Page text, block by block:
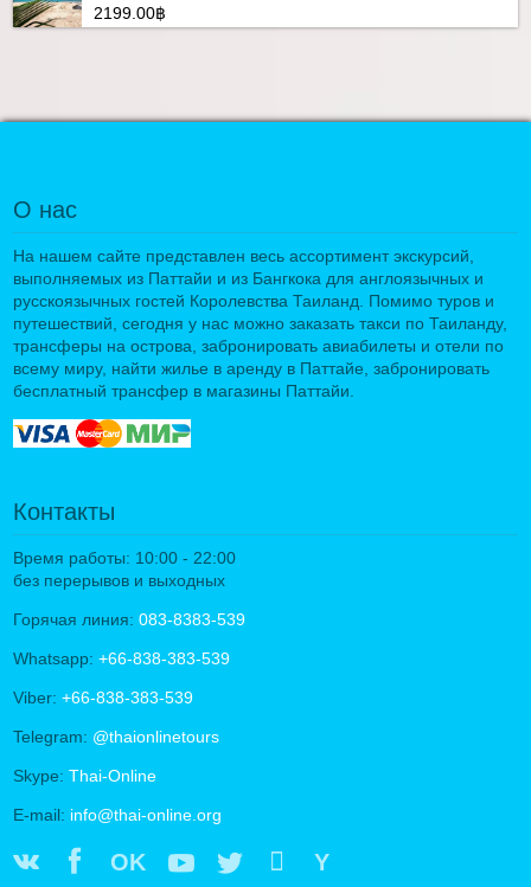
2199.00฿
О нас
На нашем сайте представлен весь ассортимент экскурсий,
выполняемых из Паттайи и из Бангкока для англоязычных и
русскоязычных гостей Королевства Таиланд. Помимо туров и
путешествий, сегодня у нас можно заказать такси по Таиланду,
трансферы на острова, забронировать авиабилеты и отели по
всему миру, найти жилье в аренду в Паттайе, забронировать
бесплатный трансфер в магазины Паттайи.
Контакты
Время работы: 10:00 - 22:00
без перерывов и выходных
Горячая линия: 083-8383-539
Whatsapp: +66-838-383-539
Viber: +66-838-383-539
Telegram: @thaionlinetours
Skype: Thai-Online
E-mail: info@thai-online.org
OK Y